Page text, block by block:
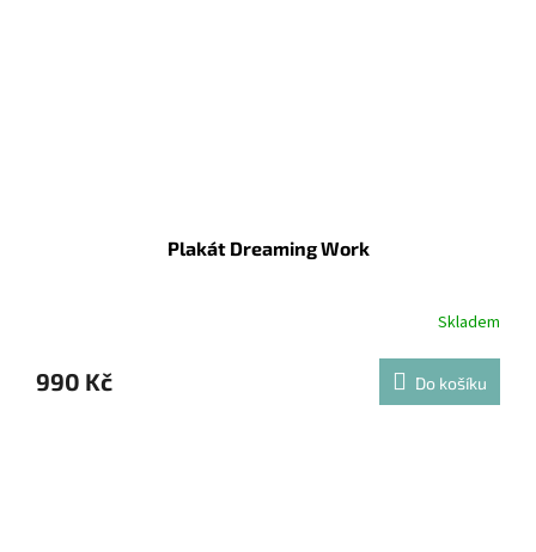
Plakát Dreaming Work
Skladem
990 Kč Do košíku